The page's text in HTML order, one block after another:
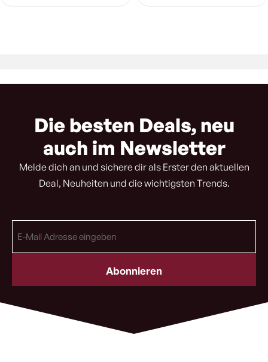
Die besten Deals, neu
auch im Newsletter
Melde dich an und sichere dir als Erster den aktuellen
Deal, Neuheiten und die wichtigsten Trends.
Mail